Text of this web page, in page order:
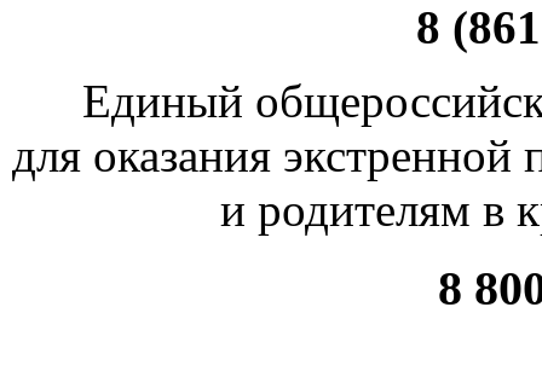
8
Единый
для оказания
и родителям в
8